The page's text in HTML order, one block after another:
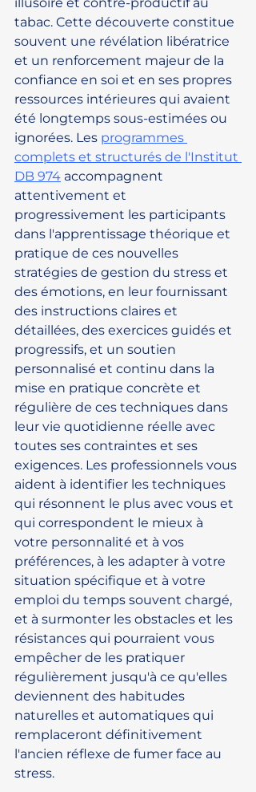
tabac. Cette découverte constitue
souvent une révélation libératrice
et un renforcement majeur de la
confiance en soi et en ses propres
ressources intérieures qui avaient
été longtemps sous-estimées ou
ignorées. Les programmes
complets et structurés de l'Institut
DB 974 accompagnent
attentivement et
progressivement les participants
dans l'apprentissage théorique et
pratique de ces nouvelles
stratégies de gestion du stress et
des émotions, en leur fournissant
des instructions claires et
détaillées, des exercices guidés et
progressifs, et un soutien
personnalisé et continu dans la
mise en pratique concrète et
régulière de ces techniques dans
leur vie quotidienne réelle avec
toutes ses contraintes et ses
exigences. Les professionnels vous
aident à identifier les techniques
qui résonnent le plus avec vous et
qui correspondent le mieux à
votre personnalité et à vos
préférences, à les adapter à votre
situation spécifique et à votre
emploi du temps souvent chargé,
et à surmonter les obstacles et les
résistances qui pourraient vous
empêcher de les pratiquer
régulièrement jusqu'à ce qu'elles
deviennent des habitudes
naturelles et automatiques qui
remplaceront définitivement
l'ancien réflexe de fumer face au
stress.